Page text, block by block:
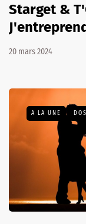
Starget &
20 mars 2024
A LA UNE